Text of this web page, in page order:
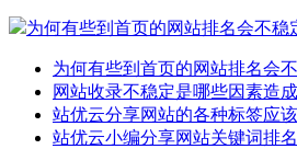
为何有些到首页的网站排名会不稳
为何有些到首页的网站排名会
网站收录不稳定是哪些因素造
站优云分享网站的各种标签应
站优云小编分享网站关键词排